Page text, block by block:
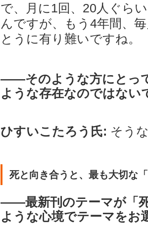
で、月に1回、20人ぐら
んですが、もう4年間、
とうに有り難いですね。
――そのような方にとっ
ような存在なのではない
ひすいこたろう氏: そう
死と向き合うと、最も大切な
――最新刊のテーマが「
ような心境でテーマをお